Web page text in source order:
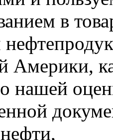
в
Америки,
нашей